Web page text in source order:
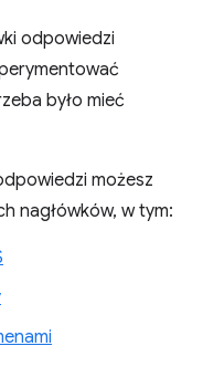
odpowiedzi
było mieć
możesz
nagłówków, w tym: